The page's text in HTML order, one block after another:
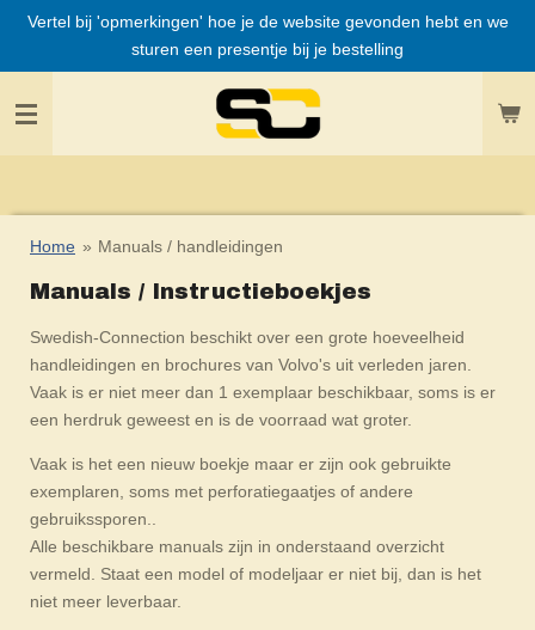
Ga
de
Vertel bij 'opmerkingen' hoe je de website gevonden hebt en we
sturen een presentje bij je bestelling
Home » Manuals / handleidingen
Manuals / Instructieboekjes
Swedish-Connection beschikt over een grote hoeveelheid
handleidingen en brochures van Volvo's uit verleden jaren.
Vaak is er niet meer dan 1 exemplaar beschikbaar, soms is er
een herdruk geweest en is de voorraad wat groter.
Vaak is het een nieuw boekje maar er zijn ook gebruikte
exemplaren, soms met perforatiegaatjes of andere
gebruikssporen..
Alle beschikbare manuals zijn in onderstaand overzicht
vermeld. Staat een model of modeljaar er niet bij, dan is het
niet meer leverbaar.